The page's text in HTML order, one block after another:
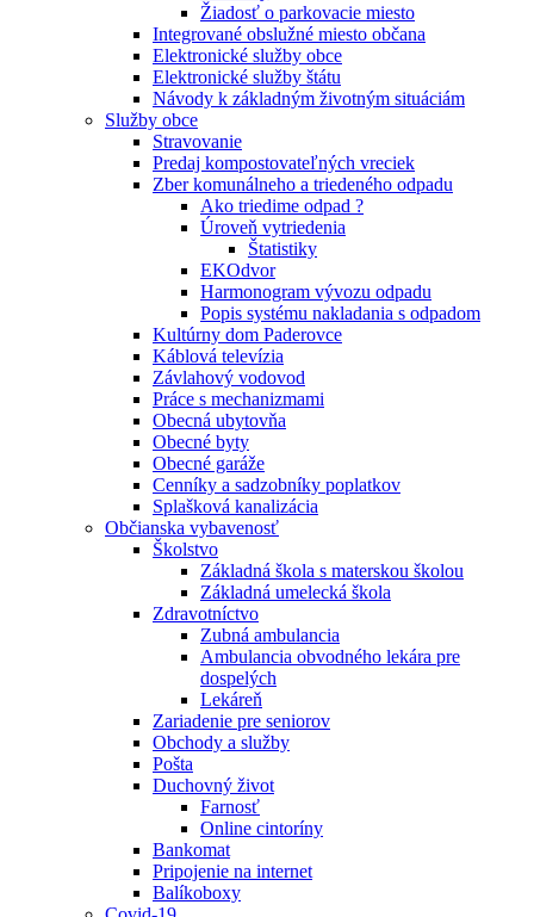
Žiadosť o parkovacie miesto
Integrované obslužné miesto občana
Elektronické služby obce
Elektronické služby štátu
Návody k základným životným situáciám
Služby obce
Stravovanie
Predaj kompostovateľných vreciek
Zber komunálneho a triedeného odpadu
Ako triedime odpad ?
Úroveň vytriedenia
Štatistiky
EKOdvor
Harmonogram vývozu odpadu
Popis systému nakladania s odpadom
Kultúrny dom Paderovce
Káblová televízia
Závlahový vodovod
Práce s mechanizmami
Obecná ubytovňa
Obecné byty
Obecné garáže
Cenníky a sadzobníky poplatkov
Splašková kanalizácia
Občianska vybavenosť
Školstvo
Základná škola s materskou školou
Základná umelecká škola
Zdravotníctvo
Zubná ambulancia
Ambulancia obvodného lekára pre
dospelých
Lekáreň
Zariadenie pre seniorov
Obchody a služby
Pošta
Duchovný život
Farnosť
Online cintoríny
Bankomat
Pripojenie na internet
Balíkoboxy